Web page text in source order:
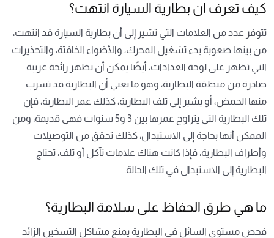
كيف تعرف ان بطارية السيارة انتهت؟
تتوفر عدد من العلامات التي تشير إلى أن بطارية السيارة قد انتهت،
من بينها صعوبة بدء تشغيل المحرك، والأضواء الخافتة، والتحذيرات
التي تظهر على لوحة العدادات، أيضًا يمكن أن تظهر رائحة غريبة
صادرة من منطقة البطارية، وهو ما يعني أن البطارية قد تسرب
منها الحمض، أو يشير إلى تلف البطارية، كذلك عمر البطارية، فإن
تلك البطارية التي يتراوح عمرها بين 3 و5 سنوات فهي قديمة، ومن
الممكن أنها بحاجة إلى الاستبدال، كذلك تحقق من التوصيلات
وأطراف البطارية، فإذا كانت هناك علامات تآكل أو تلف، تحتاج
البطارية إلى الاستبدال في تلك الحالة.
ما هي طرق الحفاظ على سلامة البطارية؟
فحص مستوى السائل في البطارية يمنع مشاكل التسخين الزائد